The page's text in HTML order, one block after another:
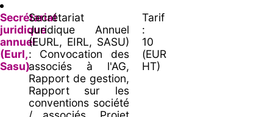
Secrétariat
juridique
annuel
(Eurl,
Sasu)
Secrétariat
Juridique Annuel
(EURL, EIRL, SASU)
: Convocation des
associés à l'AG,
Rapport de gestion,
Rapport sur les
conventions société
Tarif
:
10
(EUR
HT)